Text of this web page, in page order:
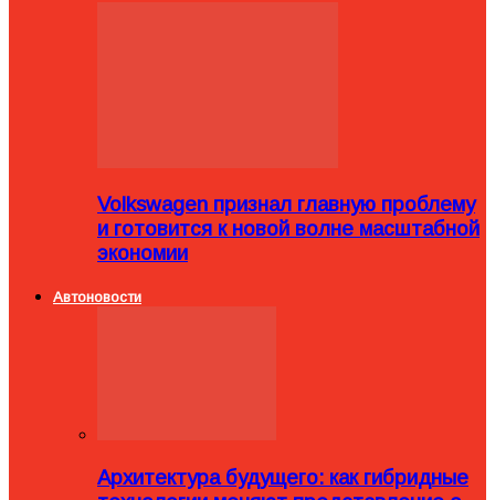
Volkswagen признал главную проблему
и готовится к новой волне масштабной
экономии
Автоновости
Архитектура будущего: как гибридные